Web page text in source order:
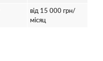
від 15 000грн/
місяц